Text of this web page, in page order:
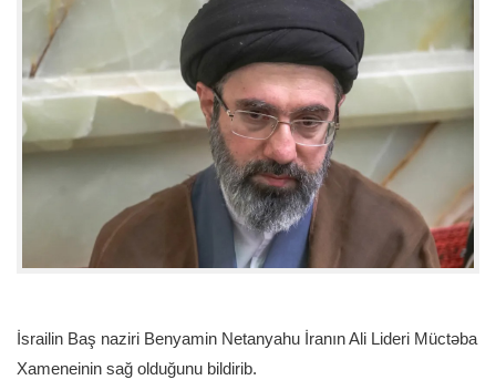
İsrailin Baş naziri Benyamin Netanyahu İranın Ali Lideri Müctəba
Xameneinin sağ olduğunu bildirib.